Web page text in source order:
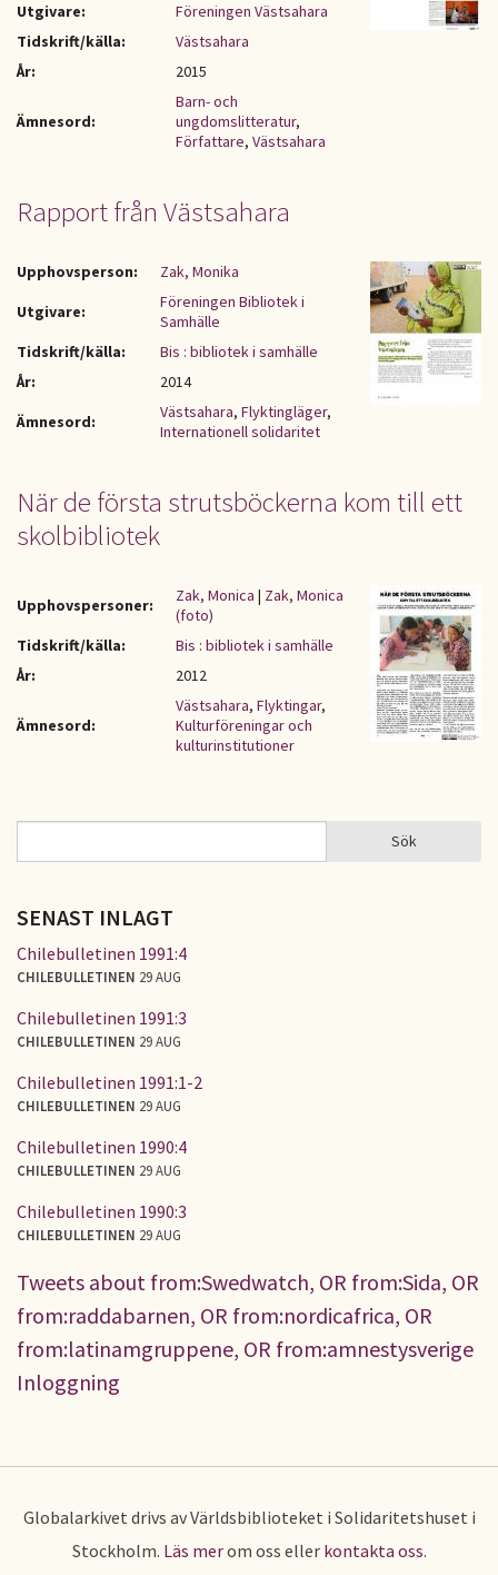
Utgivare:
Föreningen Västsahara
Tidskrift/källa:
Västsahara
År:
2015
Ämnesord:
Barn- och
ungdomslitteratur,
Författare, Västsahara
Rapport från Västsahara
Upphovsperson:
Zak, Monika
Utgivare:
Föreningen Bibliotek i
Samhälle
Tidskrift/källa:
Bis : bibliotek i samhälle
År:
2014
Ämnesord:
Västsahara, Flyktingläger,
Internationell solidaritet
När de första strutsböckerna kom till ett
skolbibliotek
Upphovspersoner: Zak, Monica | Zak, Monica
(foto)
Tidskrift/källa:
Bis : bibliotek i samhälle
År:
2012
Ämnesord:
Västsahara, Flyktingar,
Kulturföreningar och
kulturinstitutioner
SÖKFORMULÄR Sök
SENAST INLAGT
Chilebulletinen 1991:4
CHILEBULLETINEN 29 AUG
Chilebulletinen 1991:3
CHILEBULLETINEN 29 AUG
Chilebulletinen 1991:1-2
CHILEBULLETINEN 29 AUG
Chilebulletinen 1990:4
CHILEBULLETINEN 29 AUG
Chilebulletinen 1990:3
CHILEBULLETINEN 29 AUG
Tweets about from:Swedwatch, OR from:Sida, OR
from:raddabarnen, OR from:nordicafrica, OR
from:latinamgruppene, OR from:amnestysverige
Inloggning
Globalarkivet drivs av Världsbiblioteket i Solidaritetshuset i
Stockholm. Läs merom oss eller kontakta oss.